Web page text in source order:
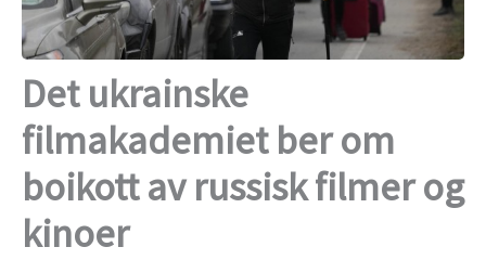
Det ukrainske
filmakademiet ber om
boikott av russisk filmer og
kinoer